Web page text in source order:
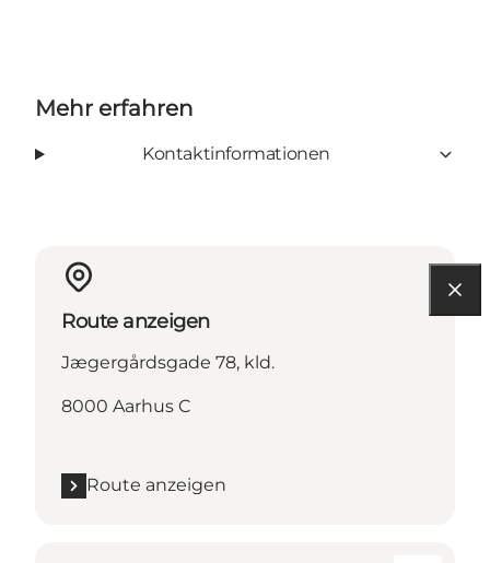
Mehr erfahren
Kontaktinformationen
Route anzeigen
Jægergårdsgade 78, kld.
8000 Aarhus C
Route anzeigen